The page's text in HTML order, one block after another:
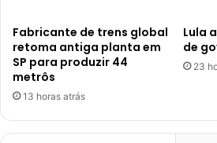
Fabricante de trens global
retoma antiga planta em
SP para produzir 44
metrôs
13 horas atrás
Lula
de
23